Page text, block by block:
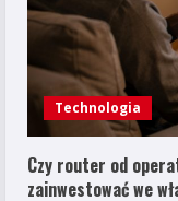
Technologia
Czy router od
zainwestować we